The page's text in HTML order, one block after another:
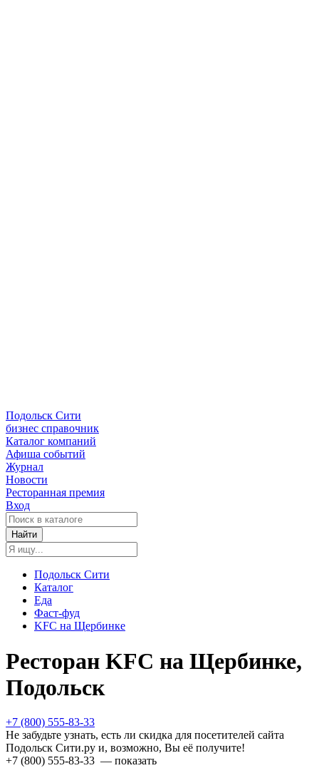
Подольск Сити
бизнес справочник
Каталог компаний
Афиша событий
Журнал
Новости
Ресторанная премия
Вход
Найти
Подольск Сити
Каталог
Еда
Фаст-фуд
KFC на Щербинке
Ресторан KFC на Щербинке,
Подольск
+7 (800) 555-83-33
Не забудьте узнать, есть ли скидка для посетителей сайта
Подольск Сити.ру и, возможно, Вы её получите!
+7 (800) 555-83-33 — показать